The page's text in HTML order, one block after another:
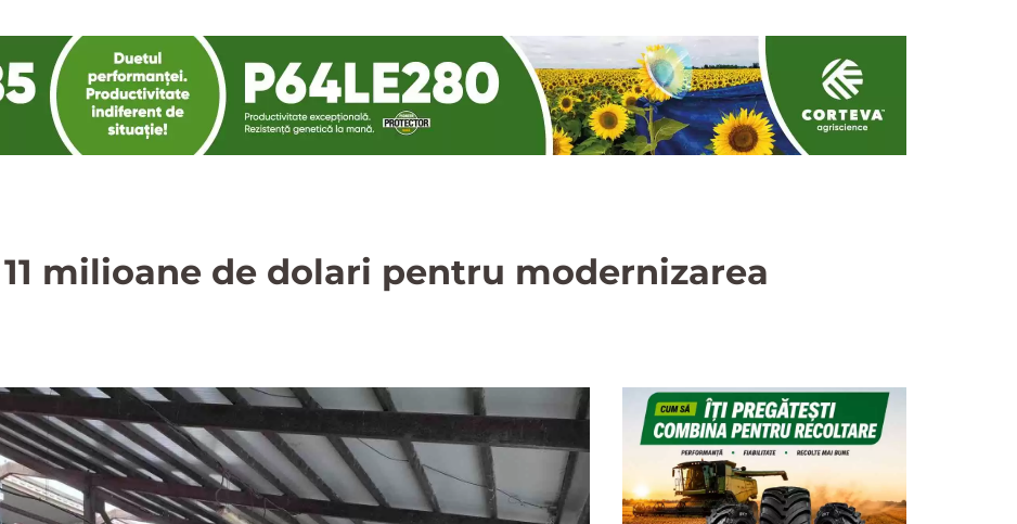
milioane de dolari pentru modernizarea